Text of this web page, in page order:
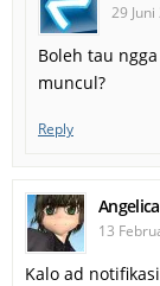
29
Boleh tau
muncul?
Reply
Angelica
13
Kalo ad